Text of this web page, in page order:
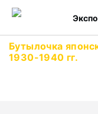
Бутылочка
1930-1940 гг.